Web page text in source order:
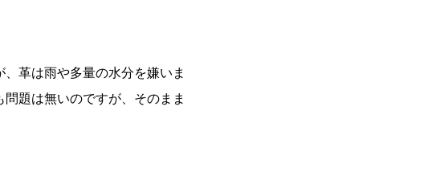
革は雨や多量の水分を嫌いま
題は無いのですが、そのまま